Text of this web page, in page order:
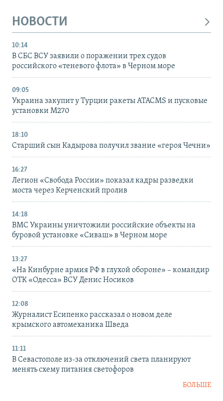
НОВОСТИ
10:14
В СБС ВСУ заявили о поражении трех судов
российского «теневого флота» в Черном море
09:05
Украина закупит у Турции ракеты ATACMS и пусковые
установки M270
18:10
Старший сын Кадырова получил звание «героя Чечни»
16:27
Легион «Свобода России» показал кадры разведки
моста через Керченский пролив
14:18
ВМС Украины уничтожили российские объекты на
буровой установке «Сиваш» в Черном море
13:27
«На Кинбурне армия РФ в глухой обороне» – командир
ОТК «Одесса» ВСУ Денис Носиков
12:08
Журналист Есипенко рассказал о новом деле
крымского автомеханика Шведа
11:11
В Севастополе из-за отключений света планируют
менять схему питания светофоров
БОЛЬШЕ